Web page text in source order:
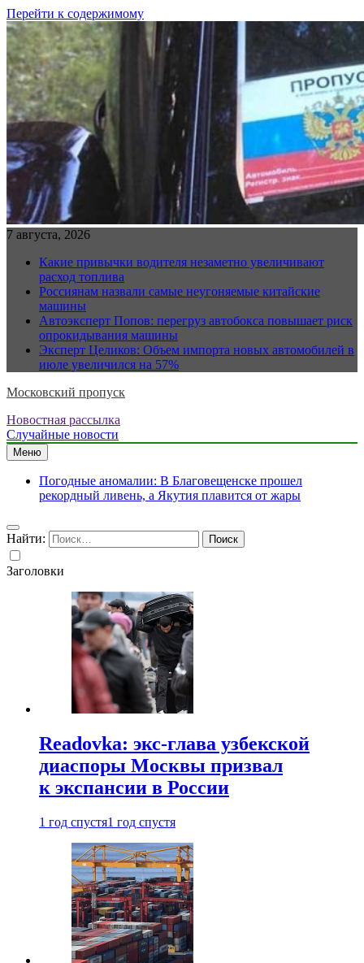
Перейти к содержимому
7 августа, 2026
Какие привычки водителя незаметно увеличивают
расход топлива
Россиянам назвали самые неугоняемые китайские
машины
Автоэксперт Попов: перегруз автобокса повышает риск
опрокидывания машины
Эксперт Целиков: Объем импорта новых автомобилей в
июле увеличился на 57%
Московский пропуск
Новостная рассылка
Случайные новости
Меню
Погодные аномалии: В Благовещенске прошел
рекордный ливень, а Якутия плавится от жары
Найти:
Заголовки
Readovka: экс-глава узбекской
диаспоры Москвы призвал
к экспансии в России
1 год спустя1 год спустя